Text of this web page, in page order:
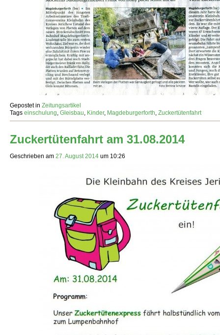
Gepostet in Zeitungsartikel
Tags einschulung, Gleisbau, Kinder, Magdeburgerforth, Zuckertütenfahrt
Zuckertütenfahrt am 31.08.2014
Geschrieben am 27. August 2014 um 10:26